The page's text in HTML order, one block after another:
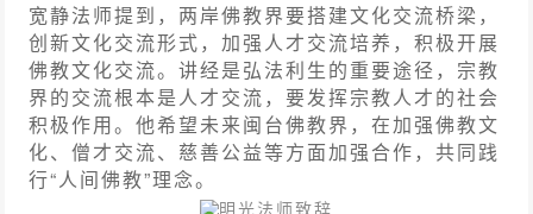
宽静法师提到，两岸佛教界要搭建文化交流桥梁，
创新文化交流形式，加强人才交流培养，积极开展
佛教文化交流。讲经是弘法利生的重要途径，宗教
界的交流根本是人才交流，要发挥宗教人才的社会
积极作用。他希望未来闽台佛教界，在加强佛教文
化、僧才交流、慈善公益等方面加强合作，共同践
行“人间佛教”理念。
明光法师致辞